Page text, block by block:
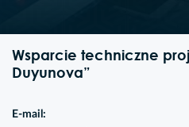
Wsparcie techniczne
Duyunova”
E-mail: